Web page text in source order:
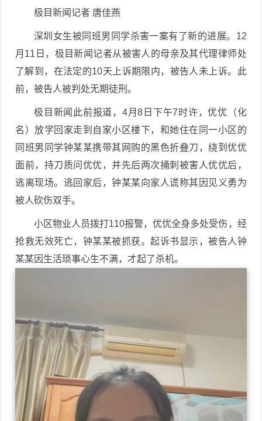
极目新闻记者 唐佳燕
深圳女生被同班男同学杀害一案有了新的进展。12
月11日，极目新闻记者从被害人的母亲及其代理律师处
了解到，在法定的10天上诉期限内，被告人未上诉。此
前，被告人被判处无期徒刑。
极目新闻此前报道，4月8日下午7时许，优优（化
名）放学回家走到自家小区楼下，和她住在同一小区的
同班男同学钟某某携带其网购的黑色折叠刀，绕到优优
面前，持刀质问优优，并先后两次捅刺被害人优优后，
逃离现场。逃回家后，钟某某向家人谎称其因见义勇为
被人砍伤双手。
小区物业人员拨打110报警，优优全身多处受伤，经
抢救无效死亡，钟某某被抓获。起诉书显示，被告人钟
某某因生活琐事心生不满，才起了杀机。